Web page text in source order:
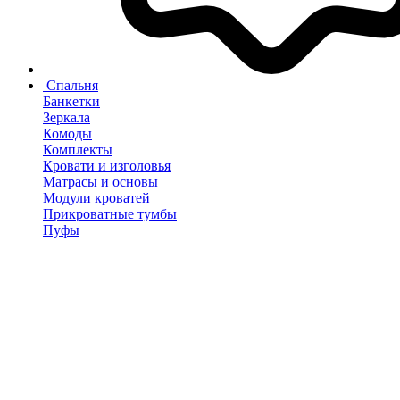
Спальня
Банкетки
Зеркала
Комоды
Комплекты
Кровати и изголовья
Матрасы и основы
Модули кроватей
Прикроватные тумбы
Пуфы